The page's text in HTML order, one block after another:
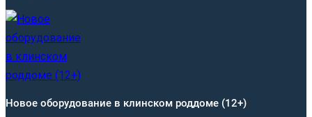
Новое оборудование в клинском роддоме (12+)